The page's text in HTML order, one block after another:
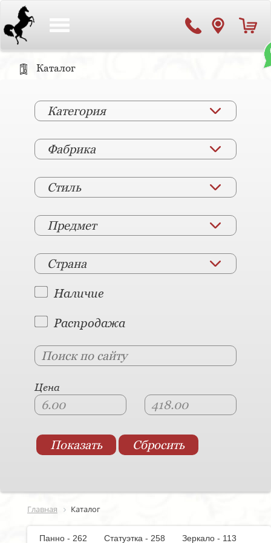
Каталог
Категория
Фабрика
Стиль
Предмет
Страна
Наличие
Распродажа
Цена
Главная Каталог
Панно - 262 Статуэтка - 258
Зеркало - 113